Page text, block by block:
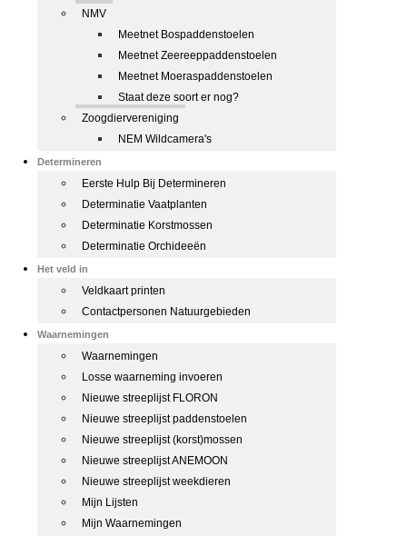
NMV
Meetnet Bospaddenstoelen
Meetnet Zeereeppaddenstoelen
Meetnet Moeraspaddenstoelen
Staat deze soort er nog?
Zoogdiervereniging
NEM Wildcamera's
Determineren
Eerste Hulp Bij Determineren
Determinatie Vaatplanten
Determinatie Korstmossen
Determinatie Orchideeën
Het veld in
Veldkaart printen
Contactpersonen Natuurgebieden
Waarnemingen
Waarnemingen
Losse waarneming invoeren
Nieuwe streeplijst FLORON
Nieuwe streeplijst paddenstoelen
Nieuwe streeplijst (korst)mossen
Nieuwe streeplijst ANEMOON
Nieuwe streeplijst weekdieren
Mijn Lijsten
Mijn Waarnemingen